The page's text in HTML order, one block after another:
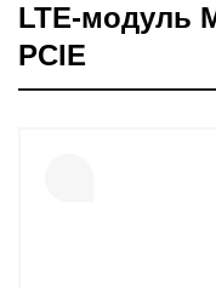
LTE-модуль
PCIE